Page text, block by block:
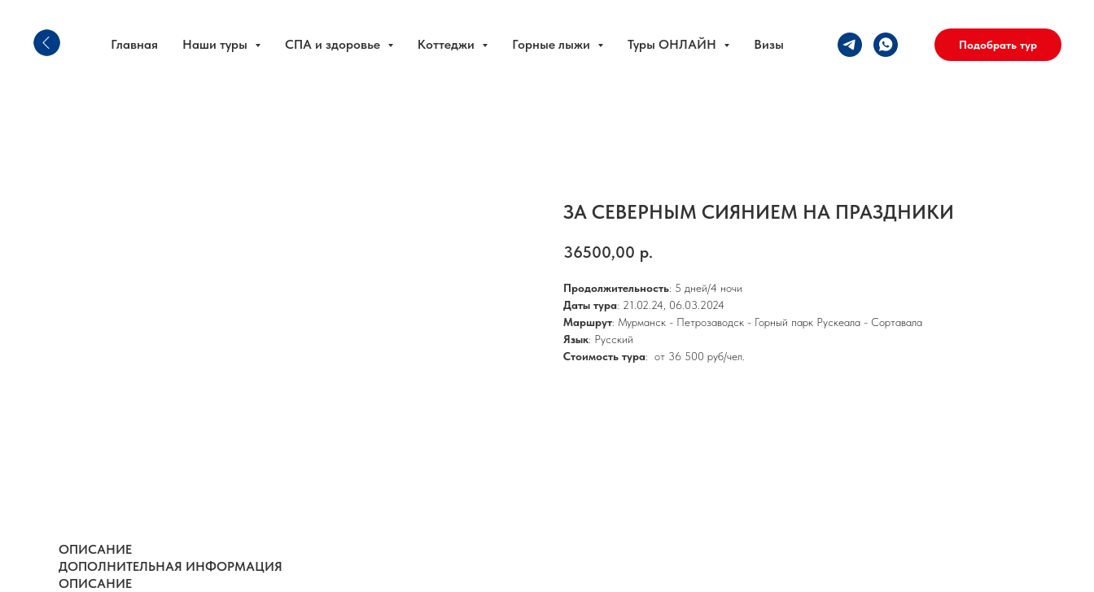
Главная Наши туры СПА и здоровье Коттеджи Горные лыжи Туры ОНЛАЙН Визы Подобрать тур
ЗА СЕВЕРНЫМ СИЯНИЕМ НА ПРАЗДНИКИ
36500,00 р.
Продолжительность: 5 дней/4 ночи
Даты тура: 21.02.24, 06.03.2024
Маршрут: Мурманск - Петрозаводск - Горный парк Рускеала - Сортавала
Язык: Русский
Стоимость тура: от 36 500 руб/чел.
ОПИСАНИЕ
ДОПОЛНИТЕЛЬНАЯ ИНФОРМАЦИЯ
ОПИСАНИЕ